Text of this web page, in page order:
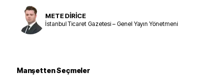
METE DİRİCE
İstanbul Ticaret Gazetesi – Genel Yayın Yönetmeni
Manşetten Seçmeler